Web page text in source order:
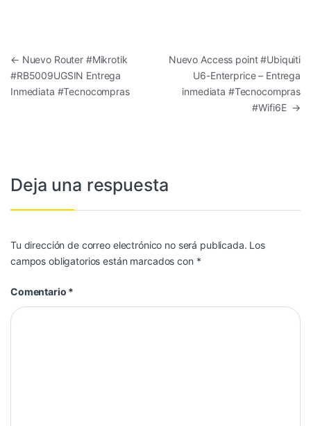
Navegación de entradas
← Nuevo Router #Mikrotik
#RB5009UGSIN Entrega
Inmediata #Tecnocompras
Nuevo Access point #Ubiquiti
U6-Enterprice – Entrega
inmediata #Tecnocompras
#Wifi6E →
Deja una respuesta
Tu dirección de correo electrónico no será publicada. Los
campos obligatorios están marcados con *
Comentario *